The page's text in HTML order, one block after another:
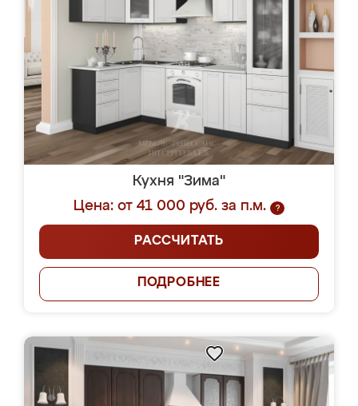
Кухня "Зима"
Цена: от 41 000 руб. за п.м.
?
РАССЧИТАТЬ
ПОДРОБНЕЕ